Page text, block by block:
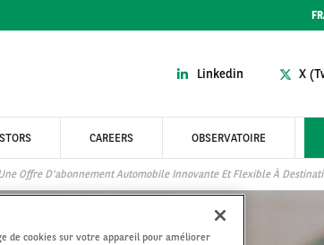
Linkedin X
CAREERS OBSERVATOIRE
Offre D'abonnement Automobile Innovante Et Flexible À
de cookies sur votre appareil pour améliorer